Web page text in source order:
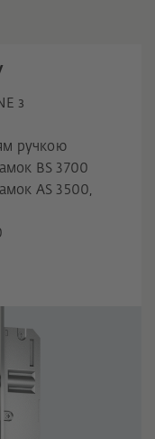
з
ручкою
BS 3700
AS 3500,